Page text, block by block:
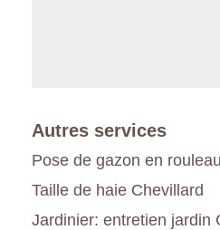
Autres services
Pose de gazon en
Taille de haie Chevillard
Jardinier: entretien jardin